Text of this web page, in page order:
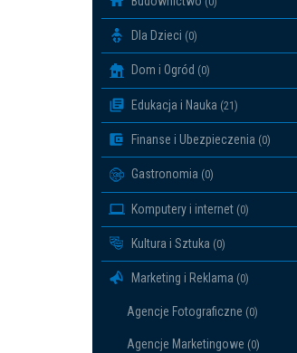
Dla Dzieci (0)
Dom i Ogród (0)
Edukacja i Nauka (21)
Finanse i Ubezpieczenia (0)
Gastronomia (0)
Komputery i internet (0)
Kultura i Sztuka (0)
Marketing i Reklama (0)
Agencje Fotograficzne (0)
Agencje Marketingowe (0)